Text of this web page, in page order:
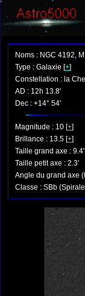
Noms : NGC 4192,
Type : Galaxie [+]
Constellation : la
AD : 12h 13.8'
Dec : +14° 54'
Magnitude : 10 [+]
Brillance : 13.5 [+]
Taille grand axe :
Taille petit axe : 2.3'
Angle du grand axe
Classe : SBb